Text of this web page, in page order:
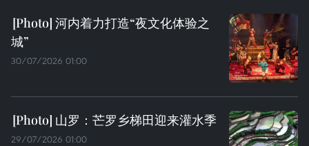
河内着力打造“夜文化体验之
城”
30/07/2026 01:00
山罗：芒罗乡梯田迎来灌水季
29/07/2026 01:00